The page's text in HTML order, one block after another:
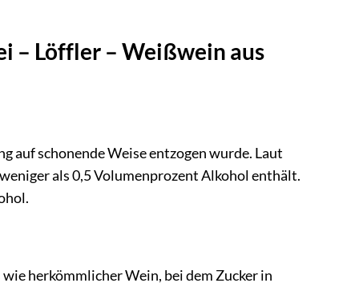
– Löffler – Weißwein aus
auf schonende Weise entzogen wurde. Laut
als 0,5 Volumenprozent Alkohol enthält.
herkömmlicher Wein, bei dem Zucker in